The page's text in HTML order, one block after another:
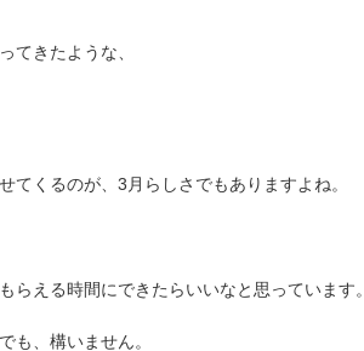
てきたような、
てくるのが、3月らしさでもありますよね。
らえる時間にできたらいいなと思っています。
も、構いません。